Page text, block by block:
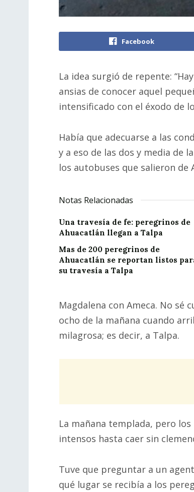
Facebook
La idea surgió de repente:
ansias de conocer aquel
intensificado con el éxodo de
Había que adecuarse a las
y a eso de las dos y media de
los autobuses que salieron de
Notas Relacionadas
Una travesía de fe: peregrinos de
Ahuacatlán llegan a Talpa
Mas de 200 peregrinos de
Ahuacatlán se reportan listos
su travesía a Talpa
Magdalena con Ameca. No sé
ocho de la mañana cuando
milagrosa; es decir, a Talpa.
La mañana templada, pero
intensos hasta caer sin
Tuve que preguntar a un
qué lugar se recibía a los